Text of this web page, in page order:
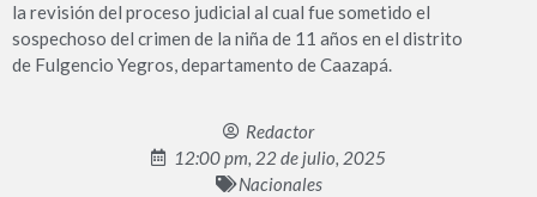
la revisión del proceso judicial al cual fue sometido el
sospechoso del crimen de la niña de 11 años en el distrito
de Fulgencio Yegros, departamento de Caazapá.
Redactor
12:00 pm, 22 de julio, 2025
Nacionales